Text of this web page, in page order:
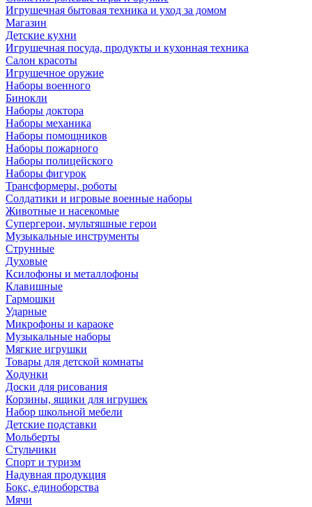
Игрушечная бытовая техника и уход за домом
Магазин
Детские кухни
Игрушечная посуда, продукты и кухонная техника
Салон красоты
Игрушечное оружие
Наборы военного
Бинокли
Наборы доктора
Наборы механика
Наборы помощников
Наборы пожарного
Наборы полицейского
Наборы фигурок
Трансформеры, роботы
Солдатики и игровые военные наборы
Животные и насекомые
Супергерои, мультяшные герои
Музыкальные инструменты
Струнные
Духовые
Ксилофоны и металлофоны
Клавишные
Гармошки
Ударные
Микрофоны и караоке
Музыкальные наборы
Мягкие игрушки
Товары для детской комнаты
Ходунки
Доски для рисования
Корзины, ящики для игрушек
Набор школьной мебели
Детские подставки
Мольберты
Стульчики
Спорт и туризм
Надувная продукция
Бокс, единоборства
Мячи